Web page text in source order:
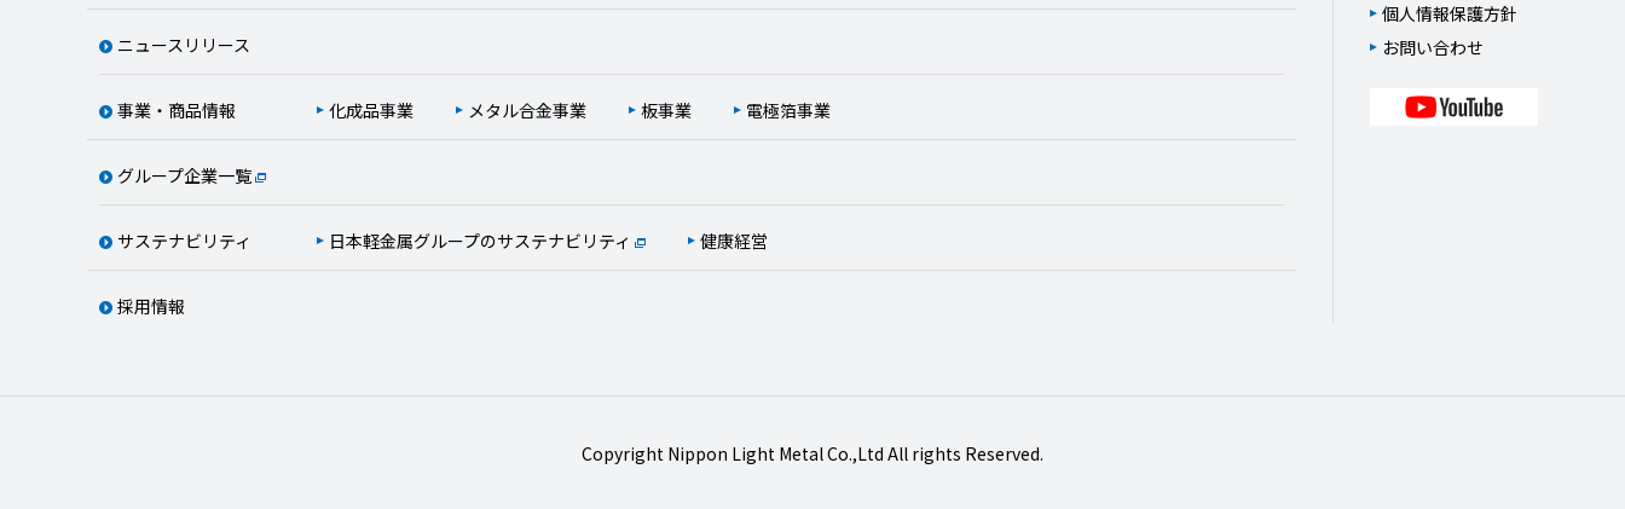
ニュースリリース
事業・商品情報 化成品事業 メタル合金事業 板事業 電極箔事業
グループ企業一覧
サステナビリティ 日本軽金属グループのサステナビリティ 健康経営
採用情報
個人情報保護方針
お問い合わせ
Copyright Nippon Light Metal Co.,Ltd All rights Reserved.